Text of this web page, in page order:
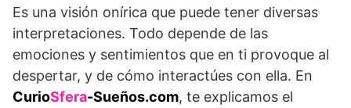
Es una visión onírica que puede tener diversas
interpretaciones. Todo depende de las
emociones y sentimientos que en ti provoque al
despertar, y de cómo interactúes con ella. En
CurioSfera-Sueños.com, te explicamos el